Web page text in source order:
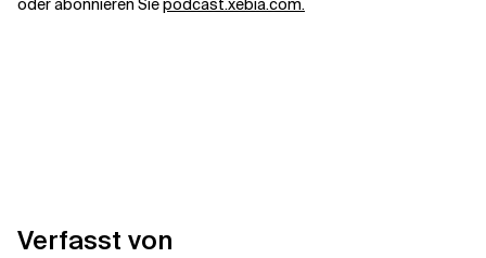
oder abonnieren Siepodcast.xebia.com.
Verfasst von